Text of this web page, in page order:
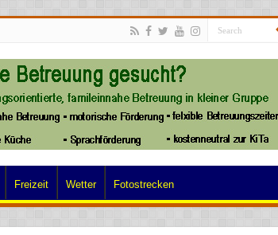
Freizeit Wetter Fotostrecken